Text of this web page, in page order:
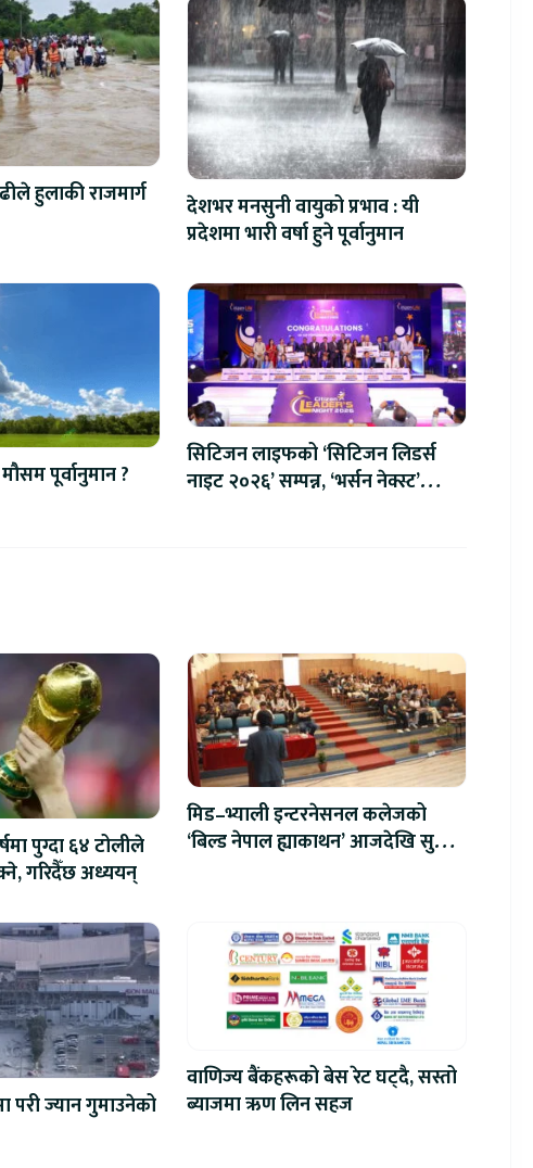
हुलाकी राजमार्ग
देशभर मनसुनी वायुको प्रभाव : यी
प्रदेशमा भारी वर्षा हुने पूर्वानुमान
पूर्वानुमान ?
सिटिजन लाइफको ‘सिटिजन लिडर्स
नाइट २०२६’ सम्पन्न, ‘भर्सन नेक्स्ट’
पुग्दा ६४ टोलीले
गरिदैँछ अध्ययन्
मिड–भ्याली इन्टरनेसनल कलेजको
‘बिल्ड नेपाल ह्याकाथन’ आजदेखि सुरु,
परी ज्यान गुमाउनेको
वाणिज्य बैंकहरूको बेस रेट घट्दै, सस्तो
ब्याजमा ऋण लिन सहज